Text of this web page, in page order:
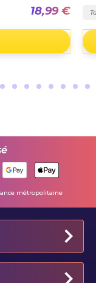
18,99 €
métropolitaine